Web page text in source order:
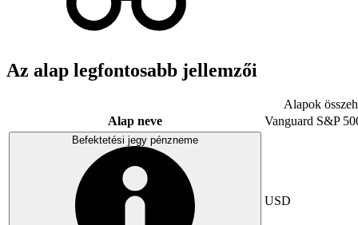
Az alap legfontosabb jellemzői
Alapok
Alap neve
Vanguard S&P
Befektetési jegy pénzneme
USD